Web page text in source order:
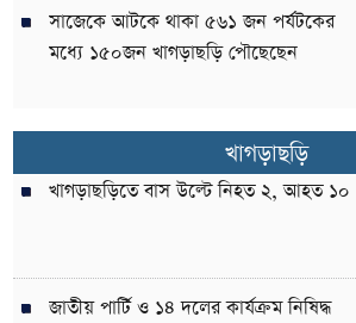
সাজেকে আটকে থাকা ৫৬১ জন পর্যটকের
মধ্যে ১৫০জন খাগড়াছড়ি পৌছেছেন
খাগড়াছড়ি
খাগড়াছড়িতে বাস উল্টে নিহত ২, আহত ১০
জাতীয় পার্টি ও ১৪ দলের কার্যক্রম নিষিদ্ধ